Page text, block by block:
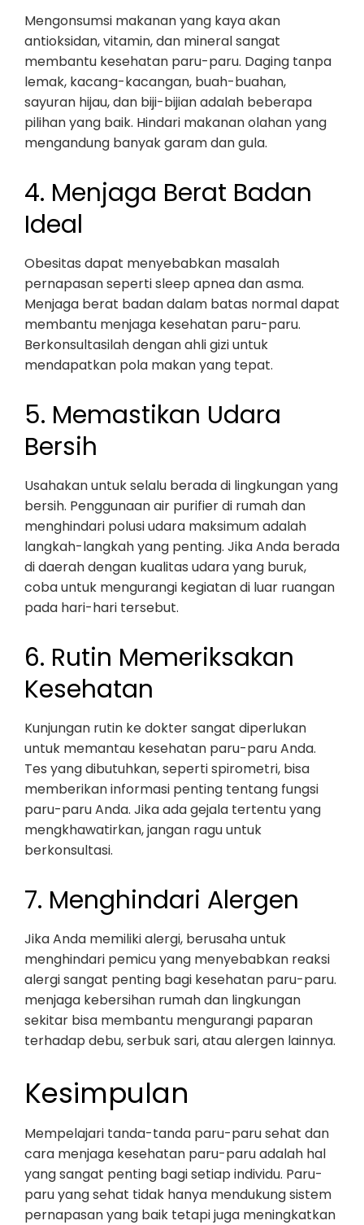
Mengonsumsi makanan yang kaya akan
antioksidan, vitamin, dan mineral sangat
membantu kesehatan paru-paru. Daging tanpa
lemak, kacang-kacangan, buah-buahan,
sayuran hijau, dan biji-bijian adalah beberapa
pilihan yang baik. Hindari makanan olahan yang
mengandung banyak garam dan gula.
4. Menjaga Berat Badan
Ideal
Obesitas dapat menyebabkan masalah
pernapasan seperti sleep apnea dan asma.
Menjaga berat badan dalam batas normal dapat
membantu menjaga kesehatan paru-paru.
Berkonsultasilah dengan ahli gizi untuk
mendapatkan pola makan yang tepat.
5. Memastikan Udara
Bersih
Usahakan untuk selalu berada di lingkungan yang
bersih. Penggunaan air purifier di rumah dan
menghindari polusi udara maksimum adalah
langkah-langkah yang penting. Jika Anda berada
di daerah dengan kualitas udara yang buruk,
coba untuk mengurangi kegiatan di luar ruangan
pada hari-hari tersebut.
6. Rutin Memeriksakan
Kesehatan
Kunjungan rutin ke dokter sangat diperlukan
untuk memantau kesehatan paru-paru Anda.
Tes yang dibutuhkan, seperti spirometri, bisa
memberikan informasi penting tentang fungsi
paru-paru Anda. Jika ada gejala tertentu yang
mengkhawatirkan, jangan ragu untuk
berkonsultasi.
7. Menghindari Alergen
Jika Anda memiliki alergi, berusaha untuk
menghindari pemicu yang menyebabkan reaksi
alergi sangat penting bagi kesehatan paru-paru.
menjaga kebersihan rumah dan lingkungan
sekitar bisa membantu mengurangi paparan
terhadap debu, serbuk sari, atau alergen lainnya.
Kesimpulan
Mempelajari tanda-tanda paru-paru sehat dan
cara menjaga kesehatan paru-paru adalah hal
yang sangat penting bagi setiap individu. Paru-
paru yang sehat tidak hanya mendukung sistem
pernapasan yang baik tetapi juga meningkatkan